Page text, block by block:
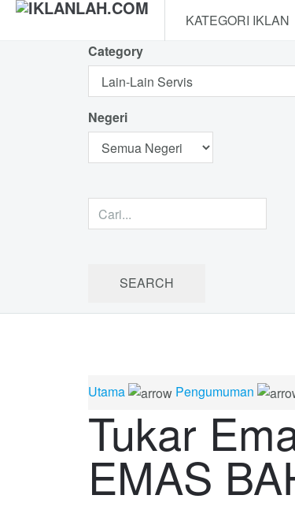
KATEGORI IKLAN
Category
Negeri
Utama Pengumuman
Tukar
EMAS